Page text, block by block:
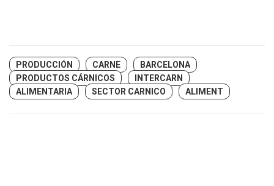
PRODUCCIÓN CARNE
BARCELONA
PRODUCTOS CÁRNICOS
INTERCARN
ALIMENTARIA
SECTOR CARNICO ALIMENT